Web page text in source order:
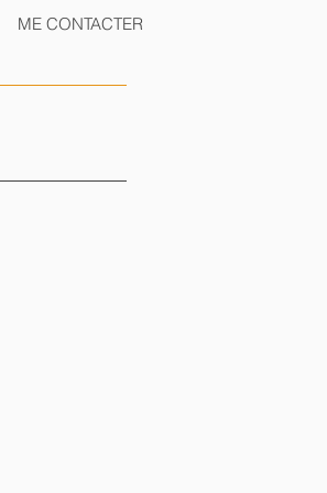
ME CONTACTER